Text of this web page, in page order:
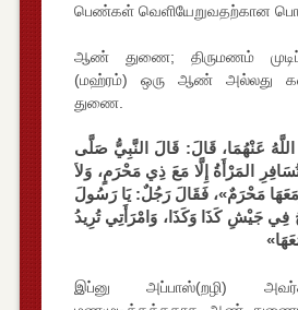
பெண்கள் வெளியேறுவதற்கான
ஆண் துணை; திருமணம்
(மஹ்ரம்) ஒரு ஆண் அல்லது
துணை.
عَنْهُمَا، قَالَ: قَالَ النَّبِيُّ صَلَّى
المَرْأَةُ إِلَّا مَعَ ذِي مَحْرَمٍ، وَلاَ
مَحْرَمٌ»، فَقَالَ رَجُلٌ: يَا رَسُولَ
فِي جَيْشِ كَذَا وَكَذَا، وَامْرَأَتِي تُرِيدُ
இப்னு அப்பாஸ்(றழி)